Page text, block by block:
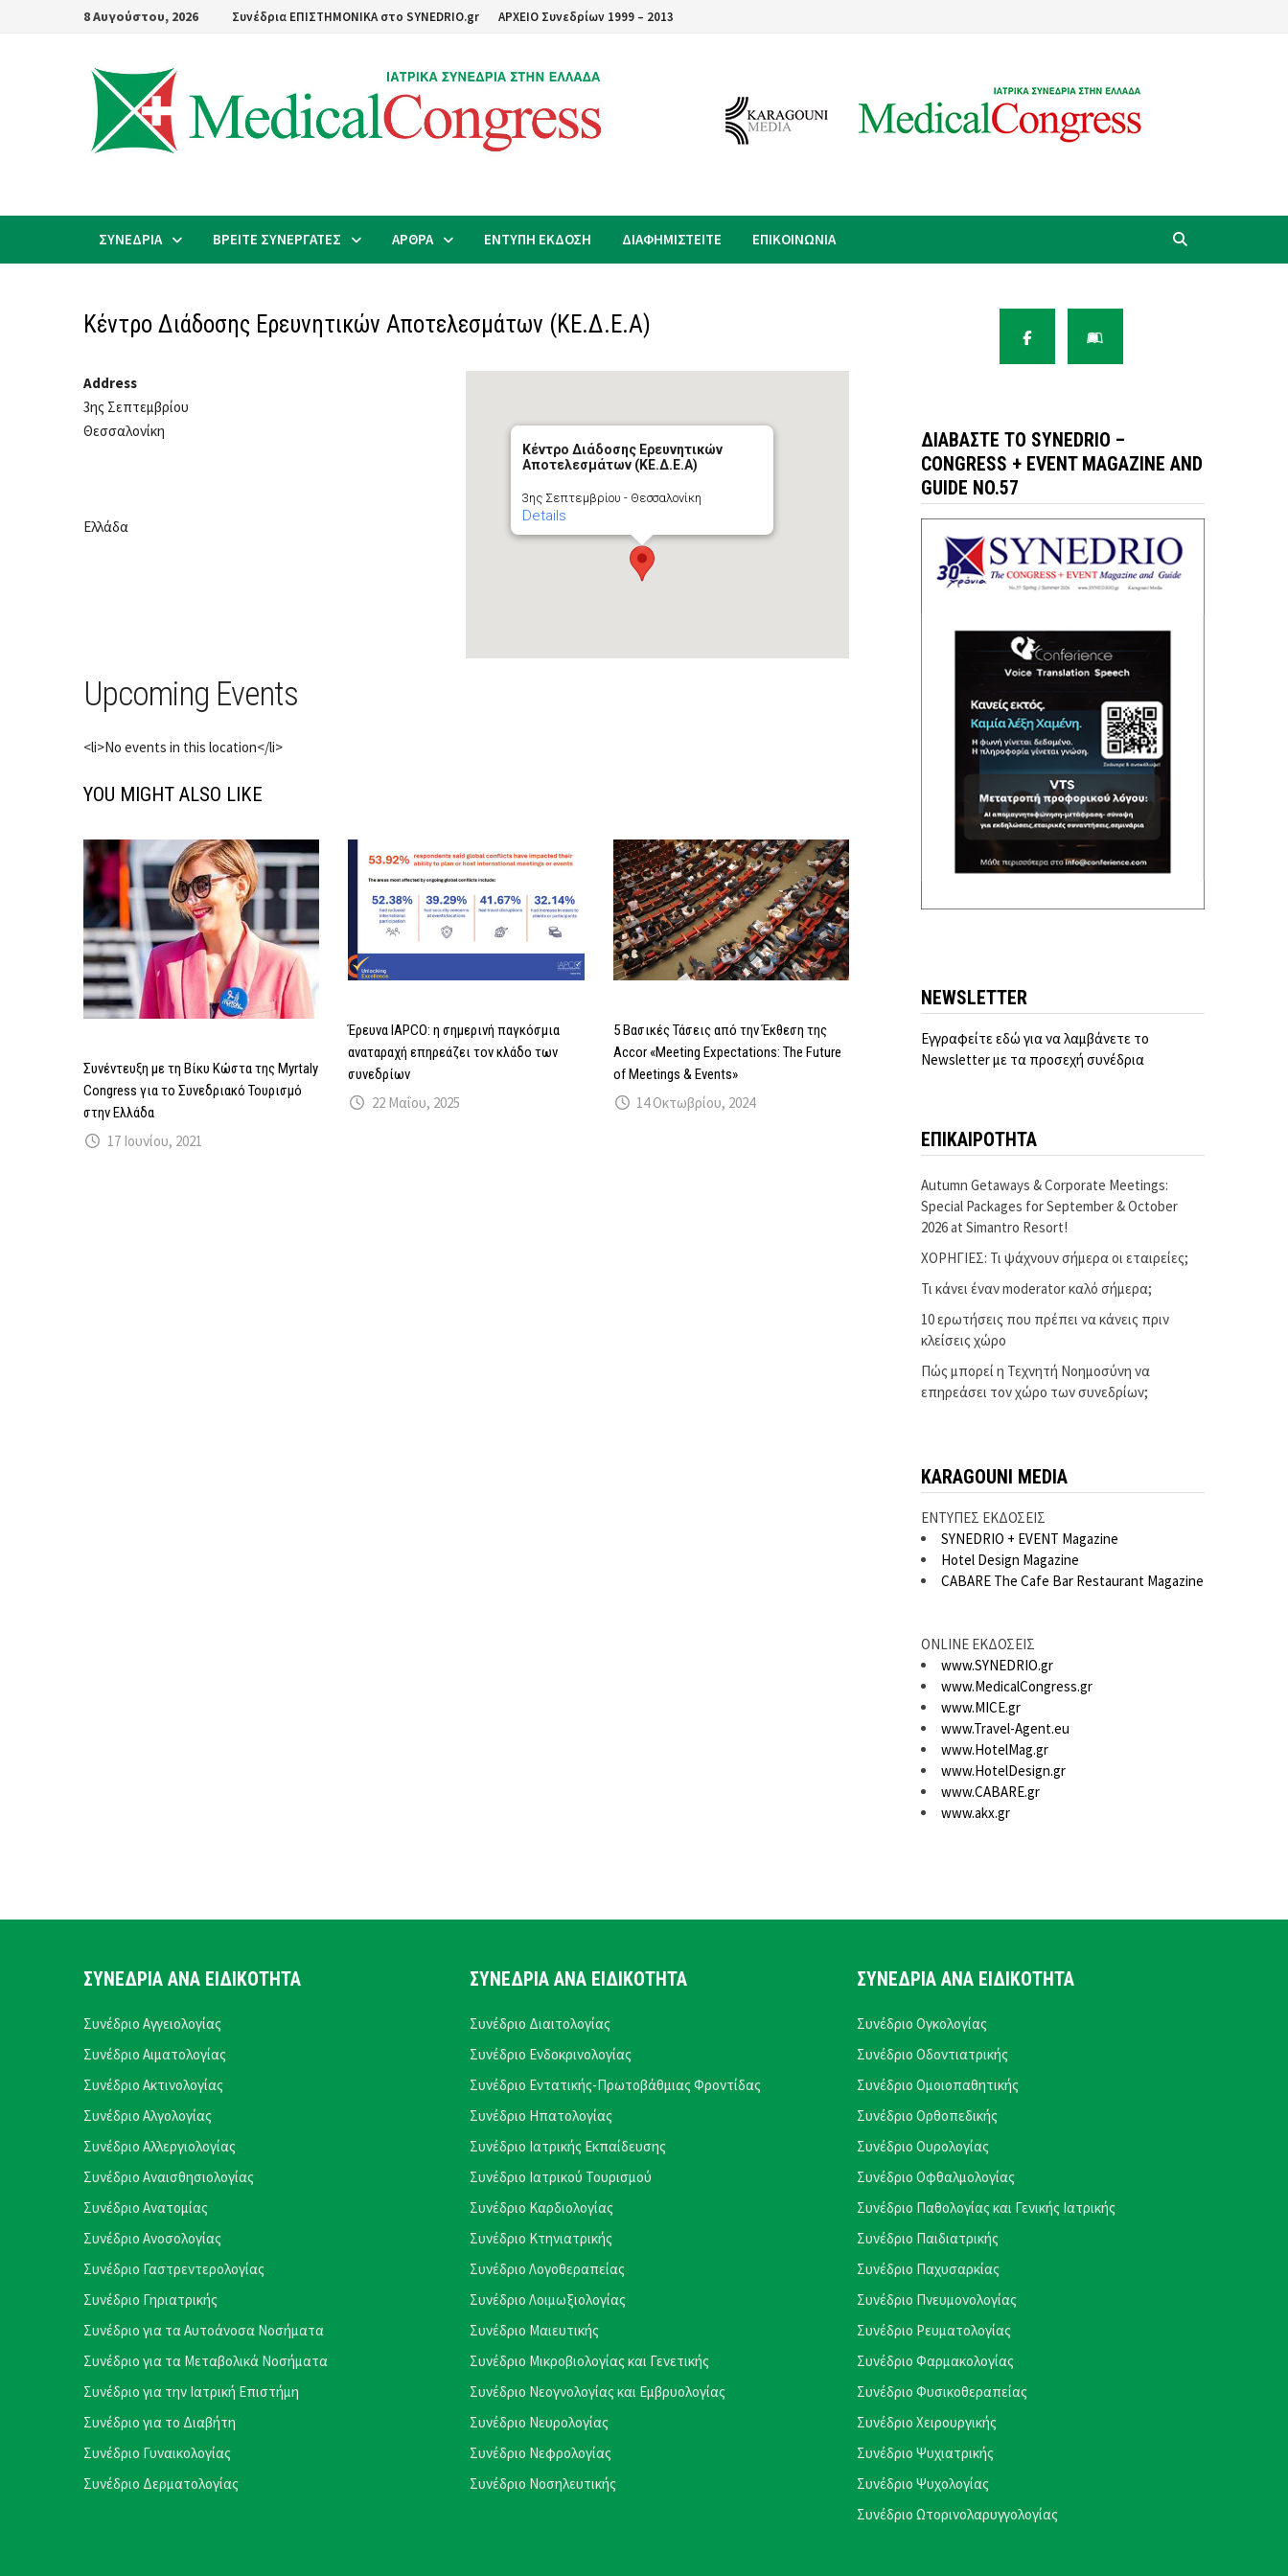
8 Αυγούστου, 2026 Συνέδρια ΕΠΙΣΤΗΜΟΝΙΚΑ στο SYNEDRIO.gr ΑΡΧΕΙΟ Συνεδρίων 1999 – 2013
ΣΥΝΕΔΡΙΑ ΒΡΕΙΤΕ ΣΥΝΕΡΓΑΤΕΣ ΑΡΘΡΑ ΕΝΤΥΠΗ ΕΚΔΟΣΗ ΔΙΑΦΗΜΙΣΤΕΙΤΕ ΕΠΙΚΟΙΝΩΝΙΑ
Κέντρο Διάδοσης Ερευνητικών Αποτελεσμάτων (ΚΕ.Δ.Ε.Α)
Κέντρο Διάδοσης Ερευνητικών
Αποτελεσμάτων (ΚΕ.Δ.Ε.Α)
3ης Σεπτεμβρίου - Θεσσαλονίκη
Details
Address
3ης Σεπτεμβρίου
Θεσσαλονίκη
Ελλάδα
Upcoming Events
<li>No events in this location</li>
YOU MIGHT ALSO LIKE
Συνέντευξη με τη Βίκυ Κώστα της Myrtaly
Congress για το Συνεδριακό Τουρισμό
στην Ελλάδα
17 Ιουνίου, 2021
Έρευνα IAPCO: η σημερινή παγκόσμια
αναταραχή επηρεάζει τον κλάδο των
συνεδρίων
22 Μαΐου, 2025
5 Βασικές Τάσεις από την Έκθεση της
Accor «Meeting Expectations: The Future
of Meetings & Events»
14 Οκτωβρίου, 2024
ΔΙΑΒΆΣΤΕ ΤΟ SYNEDRIO –
CONGRESS + EVENT MAGAZINE AND
GUIDE NO.57
NEWSLETTER
Εγγραφείτε εδώ για να λαμβάνετε το
Newsletter με τα προσεχή συνέδρια
ΕΠΙΚΑΙΡΟΤΗΤΑ
Autumn Getaways & Corporate Meetings:
Special Packages for September & October
2026 at Simantro Resort!
ΧΟΡΗΓΙΕΣ: Τι ψάχνουν σήμερα οι εταιρείες;
Τι κάνει έναν moderator καλό σήμερα;
10 ερωτήσεις που πρέπει να κάνεις πριν
κλείσεις χώρο
Πώς μπορεί η Τεχνητή Νοημοσύνη να
επηρεάσει τον χώρο των συνεδρίων;
KARAGOUNI MEDIA
ΕΝΤΥΠΕΣ ΕΚΔΟΣΕΙΣ
SYNEDRIO + EVENT Magazine
Hotel Design Magazine
CABARE The Cafe Bar Restaurant Magazine
ONLINE ΕΚΔΟΣΕΙΣ
www.SYNEDRIO.gr
www.MedicalCongress.gr
www.MICE.gr
www.Travel-Agent.eu
www.HotelMag.gr
www.HotelDesign.gr
www.CABARE.gr
www.akx.gr
ΣΥΝΕΔΡΙΑ ΑΝΑ ΕΙΔΙΚΟΤΗΤΑ
Συνέδριο Αγγειολογίας
Συνέδριο Αιματολογίας
Συνέδριο Ακτινολογίας
Συνέδριο Αλγολογίας
Συνέδριο Αλλεργιολογίας
Συνέδριο Αναισθησιολογίας
Συνέδριο Ανατομίας
Συνέδριο Ανοσολογίας
Συνέδριο Γαστρεντερολογίας
Συνέδριο Γηριατρικής
Συνέδριο για τα Αυτοάνοσα Νοσήματα
Συνέδριο για τα Μεταβολικά Νοσήματα
Συνέδριο για την Ιατρική Επιστήμη
Συνέδριο για το Διαβήτη
Συνέδριο Γυναικολογίας
Συνέδριο Δερματολογίας
ΣΥΝΕΔΡΙΑ ΑΝΑ ΕΙΔΙΚΟΤΗΤΑ
Συνέδριο Διαιτολογίας
Συνέδριο Ενδοκρινολογίας
Συνέδριο Εντατικής-Πρωτοβάθμιας Φροντίδας
Συνέδριο Ηπατολογίας
Συνέδριο Ιατρικής Εκπαίδευσης
Συνέδριο Ιατρικού Τουρισμού
Συνέδριο Καρδιολογίας
Συνέδριο Κτηνιατρικής
Συνέδριο Λογοθεραπείας
Συνέδριο Λοιμωξιολογίας
Συνέδριο Μαιευτικής
Συνέδριο Μικροβιολογίας και Γενετικής
Συνέδριο Νεογνολογίας και Εμβρυολογίας
Συνέδριο Νευρολογίας
Συνέδριο Νεφρολογίας
Συνέδριο Νοσηλευτικής
ΣΥΝΕΔΡΙΑ ΑΝΑ ΕΙΔΙΚΟΤΗΤΑ
Συνέδριο Ογκολογίας
Συνέδριο Οδοντιατρικής
Συνέδριο Ομοιοπαθητικής
Συνέδριο Ορθοπεδικής
Συνέδριο Ουρολογίας
Συνέδριο Οφθαλμολογίας
Συνέδριο Παθολογίας και Γενικής Ιατρικής
Συνέδριο Παιδιατρικής
Συνέδριο Παχυσαρκίας
Συνέδριο Πνευμονολογίας
Συνέδριο Ρευματολογίας
Συνέδριο Φαρμακολογίας
Συνέδριο Φυσικοθεραπείας
Συνέδριο Χειρουργικής
Συνέδριο Ψυχιατρικής
Συνέδριο Ψυχολογίας
Συνέδριο Ωτορινολαρυγγολογίας